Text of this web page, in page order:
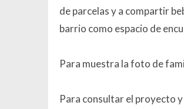
de parcelas y a compartir
barrio como espacio de
Para muestra la foto de
Para consultar el proyecto